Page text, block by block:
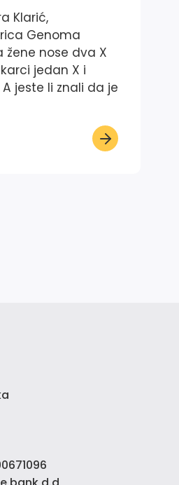
Klarić,
Genoma
nose dva X
jedan X i
jeste li znali da je